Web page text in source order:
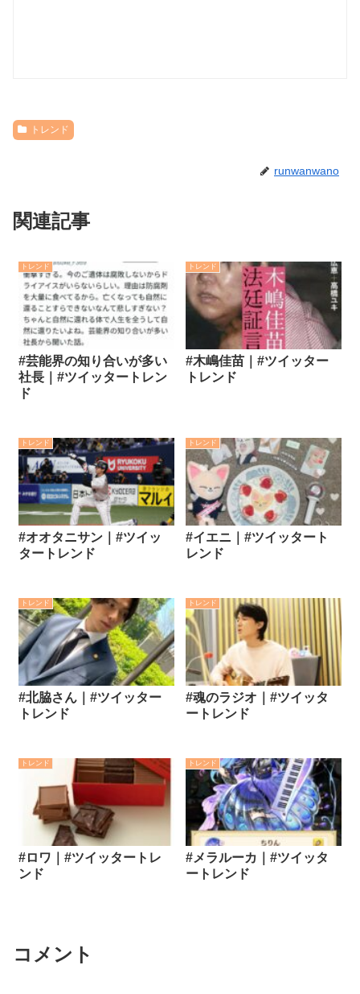
トレンド
runwanwano
関連記事
トレンド
#芸能界の知り合いが多い
社長｜#ツイッタートレン
ド
トレンド
#木嶋佳苗｜#ツイッター
トレンド
トレンド
#オオタニサン｜#ツイッ
タートレンド
トレンド
#イエニ｜#ツイッタート
レンド
トレンド
#北脇さん｜#ツイッター
トレンド
トレンド
#魂のラジオ｜#ツイッタ
ートレンド
トレンド
#ロワ｜#ツイッタートレ
ンド
トレンド
#メラルーカ｜#ツイッタ
ートレンド
コメント